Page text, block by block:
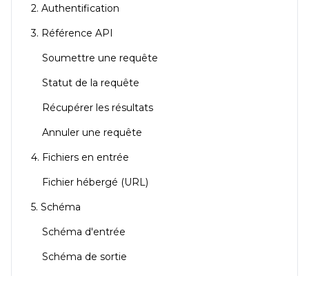
2. Authentification
3. Référence API
Soumettre une requête
Statut de la requête
Récupérer les résultats
Annuler une requête
4. Fichiers en entrée
Fichier hébergé (URL)
5. Schéma
Schéma d'entrée
Schéma de sortie